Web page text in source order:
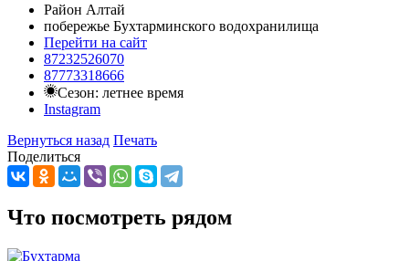
Район Алтай
побережье Бухтарминского водохранилища
Перейти на сайт
87232526070
87773318666
Сезон: летнее время
Instagram
Вернуться назад Печать
Поделиться
Что посмотреть рядом